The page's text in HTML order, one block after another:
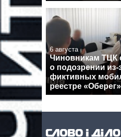
6 августа
Чиновникам ТЦК
о подозрении из-
фиктивных
реестре «Оберег»